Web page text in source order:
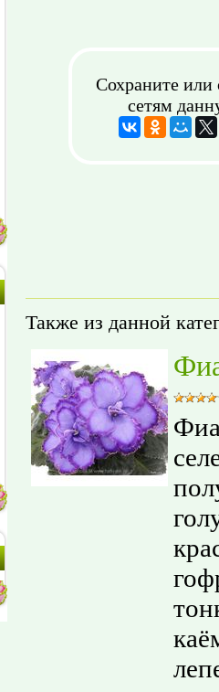
Сохраните или
сетям
Также из данной